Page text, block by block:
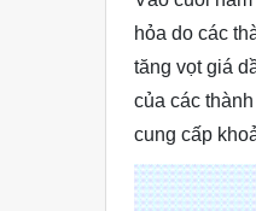
hỏa do các
tăng vọt giá
của các
cung cấp